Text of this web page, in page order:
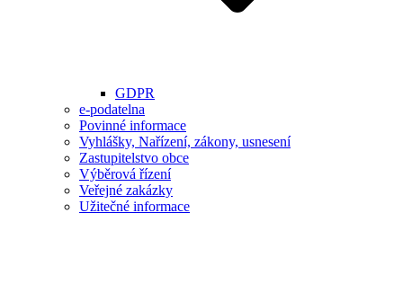
GDPR
e-podatelna
Povinné informace
Vyhlášky, Nařízení, zákony, usnesení
Zastupitelstvo obce
Výběrová řízení
Veřejné zakázky
Užitečné informace